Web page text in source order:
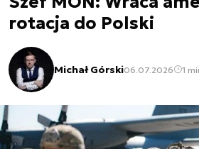
rotacja do Polski
Michał Górski06.07.2026 1